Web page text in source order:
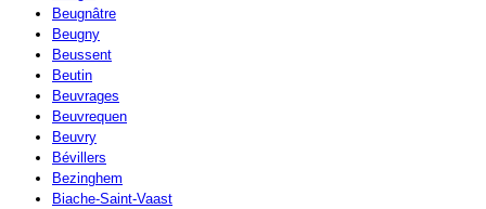
Beugnâtre
Beugny
Beussent
Beutin
Beuvrages
Beuvrequen
Beuvry
Bévillers
Bezinghem
Biache-Saint-Vaast